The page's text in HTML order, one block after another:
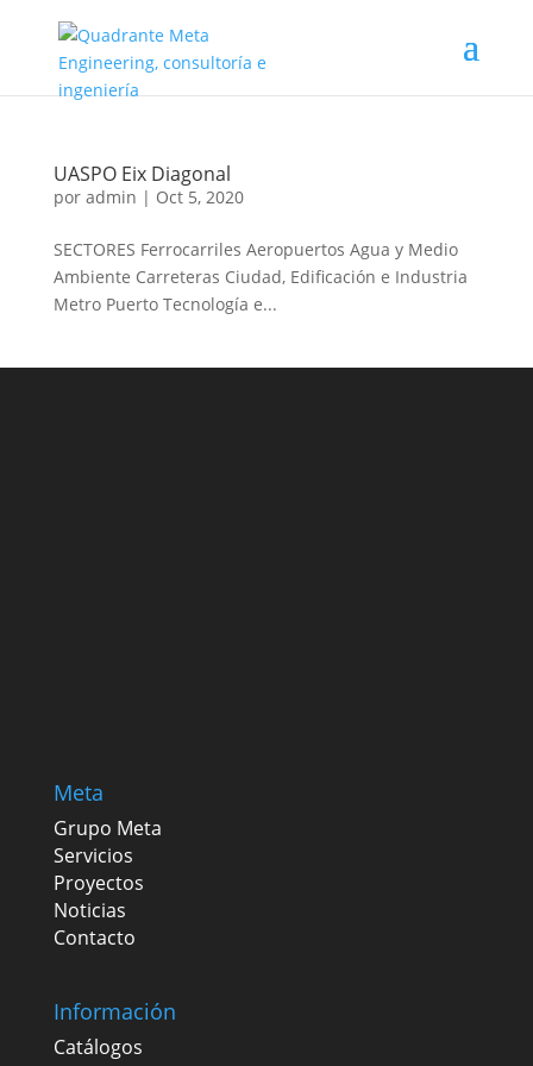
UASPO Eix Diagonal
por admin | Oct 5, 2020
SECTORES Ferrocarriles Aeropuertos Agua y Medio
Ambiente Carreteras Ciudad, Edificación e Industria
Metro Puerto Tecnología e...
Meta
Grupo Meta
Servicios
Proyectos
Noticias
Contacto
Información
Catálogos